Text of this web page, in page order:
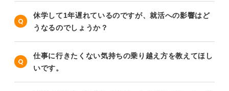
休学して1年遅れているのですが、就活への影響はど
うなるのでしょうか？
仕事に行きたくない気持ちの乗り越え方を教えてほし
いです。